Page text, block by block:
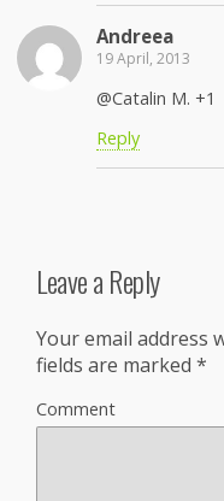
Andreea
19 April, 2013
@Catalin M. +1
Reply
Leave a Reply
Your email address
fields are marked *
Comment